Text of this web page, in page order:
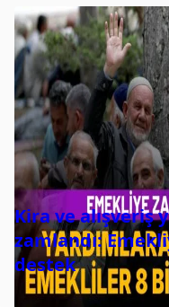
Kira ve alışveriş
zamlandı:
destek